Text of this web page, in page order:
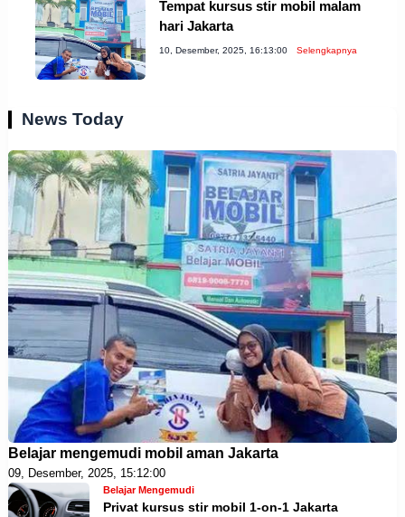
Tempat kursus stir mobil malam
hari Jakarta
10, Desember, 2025, 16:13:00 Selengkapnya
News Today
Belajar mengemudi mobil aman Jakarta
09, Desember, 2025, 15:12:00
Belajar Mengemudi
Privat kursus stir mobil 1-on-1 Jakarta